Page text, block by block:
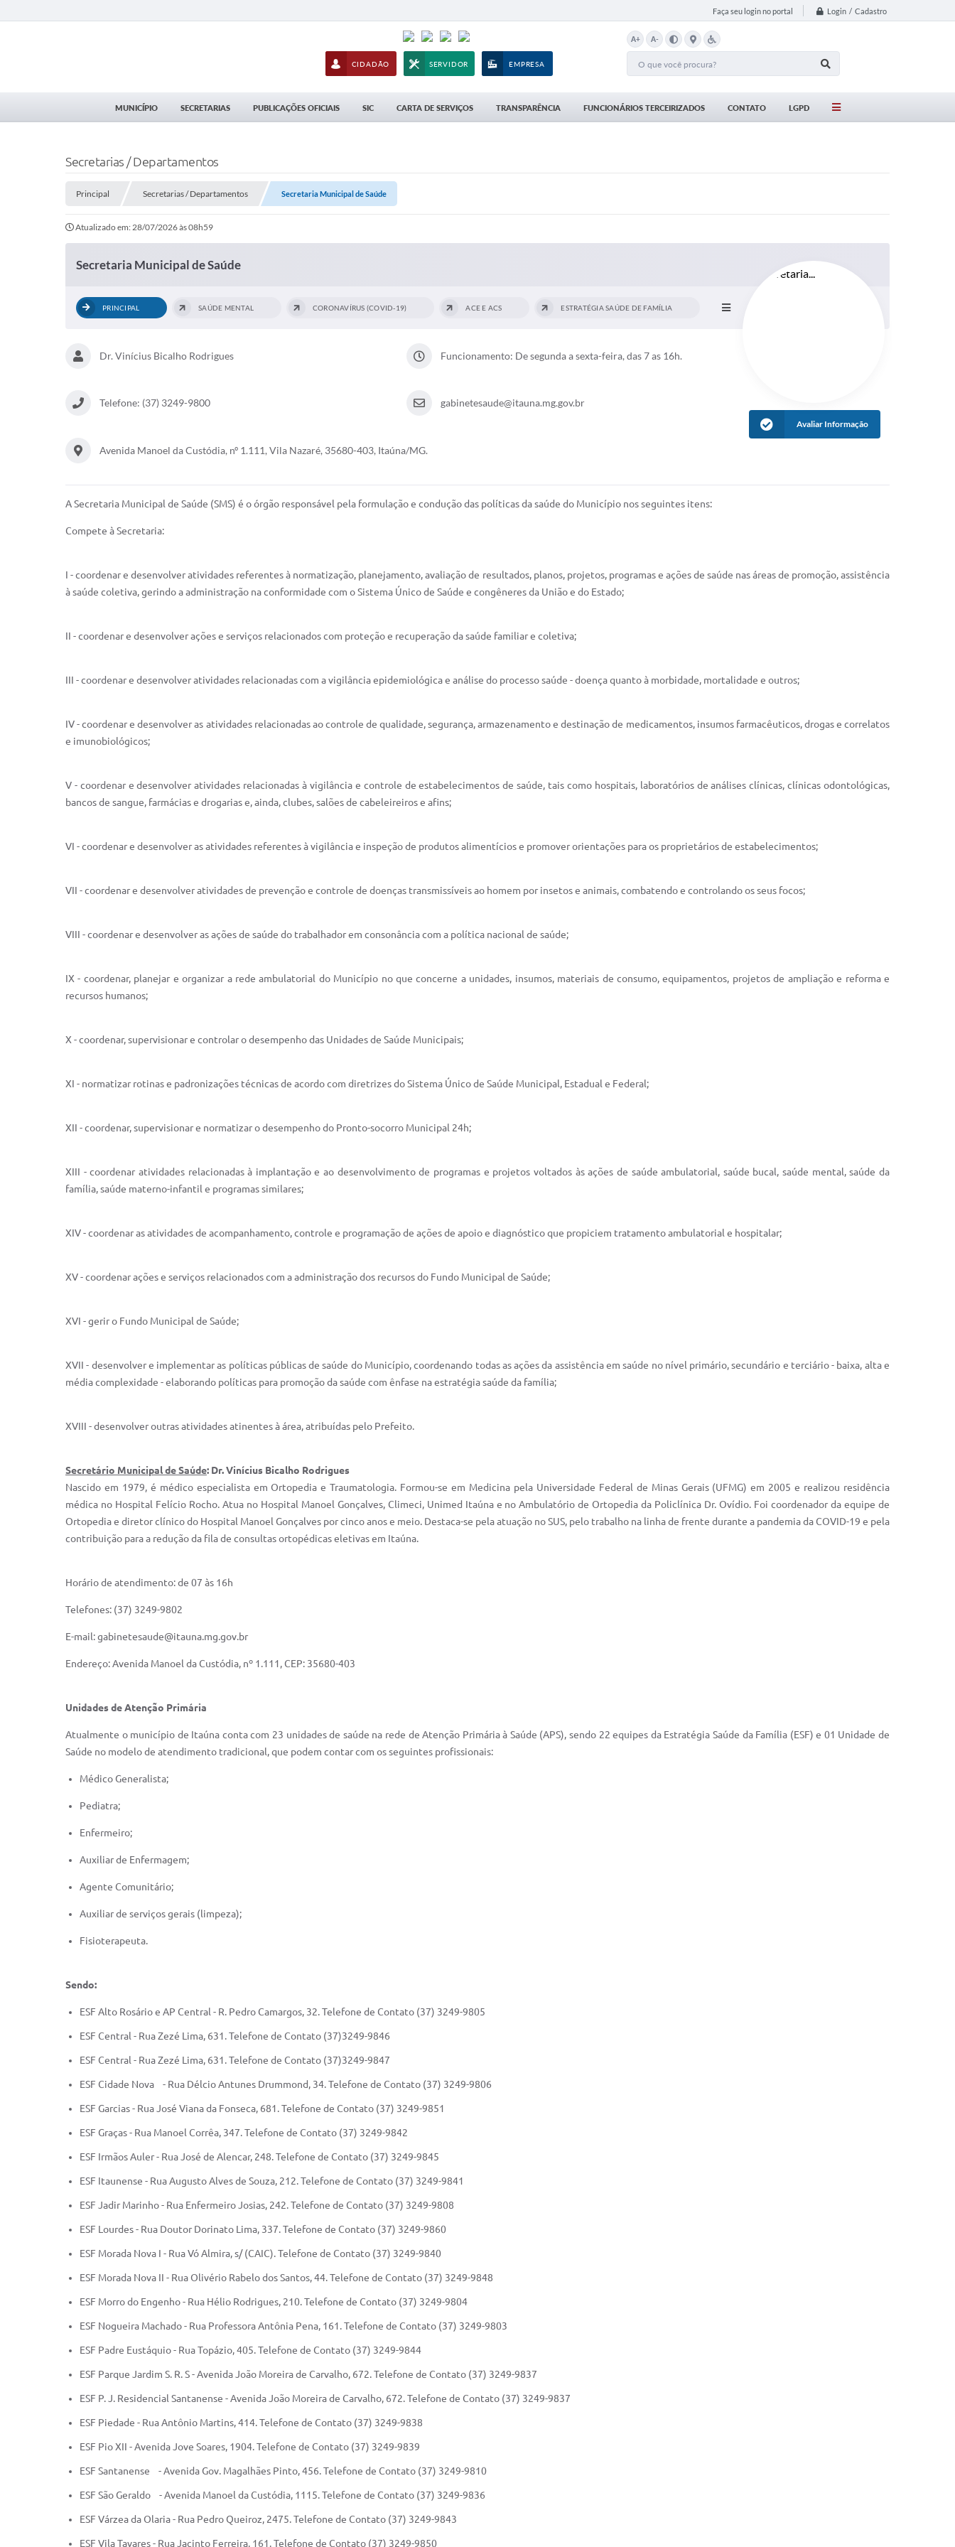
Faça seu login no portal Login / Cadastro
CIDADÃO SERVIDOR EMPRESA
A+ A-
MUNICÍPIO SECRETARIAS PUBLICAÇÕES OFICIAIS SIC CARTA DE SERVIÇOS TRANSPARÊNCIA FUNCIONÁRIOS TERCEIRIZADOS CONTATO LGPD
Secretarias / Departamentos
Principal Secretarias / Departamentos Secretaria Municipal de Saúde
Atualizado em: 28/07/2026 às 08h59
Secretaria Municipal de Saúde
PRINCIPAL SAÚDE MENTAL CORONAVÍRUS (COVID-19) ACE E ACS ESTRATÉGIA SAÚDE DE FAMÍLIA
Dr. Vinícius Bicalho Rodrigues Funcionamento: De segunda a sexta-feira, das 7 as 16h.
Telefone: (37) 3249-9800 gabinetesaude@itauna.mg.gov.br
Avenida Manoel da Custódia, nº 1.111, Vila Nazaré, 35680-403, Itaúna/MG.
Avaliar Informação
A Secretaria Municipal de Saúde (SMS) é o órgão responsável pela formulação e condução das políticas da saúde do Município nos seguintes itens:
Compete à Secretaria:
I - coordenar e desenvolver atividades referentes à normatização, planejamento, avaliação de resultados, planos, projetos, programas e ações de saúde nas áreas de promoção, assistência
à saúde coletiva, gerindo a administração na conformidade com o Sistema Único de Saúde e congêneres da União e do Estado;
II - coordenar e desenvolver ações e serviços relacionados com proteção e recuperação da saúde familiar e coletiva;
III - coordenar e desenvolver atividades relacionadas com a vigilância epidemiológica e análise do processo saúde - doença quanto à morbidade, mortalidade e outros;
IV - coordenar e desenvolver as atividades relacionadas ao controle de qualidade, segurança, armazenamento e destinação de medicamentos, insumos farmacêuticos, drogas e correlatos
e imunobiológicos;
V - coordenar e desenvolver atividades relacionadas à vigilância e controle de estabelecimentos de saúde, tais como hospitais, laboratórios de análises clínicas, clínicas odontológicas,
bancos de sangue, farmácias e drogarias e, ainda, clubes, salões de cabeleireiros e afins;
VI - coordenar e desenvolver as atividades referentes à vigilância e inspeção de produtos alimentícios e promover orientações para os proprietários de estabelecimentos;
VII - coordenar e desenvolver atividades de prevenção e controle de doenças transmissíveis ao homem por insetos e animais, combatendo e controlando os seus focos;
VIII - coordenar e desenvolver as ações de saúde do trabalhador em consonância com a política nacional de saúde;
IX - coordenar, planejar e organizar a rede ambulatorial do Município no que concerne a unidades, insumos, materiais de consumo, equipamentos, projetos de ampliação e reforma e
recursos humanos;
X - coordenar, supervisionar e controlar o desempenho das Unidades de Saúde Municipais;
XI - normatizar rotinas e padronizações técnicas de acordo com diretrizes do Sistema Único de Saúde Municipal, Estadual e Federal;
XII - coordenar, supervisionar e normatizar o desempenho do Pronto-socorro Municipal 24h;
XIII - coordenar atividades relacionadas à implantação e ao desenvolvimento de programas e projetos voltados às ações de saúde ambulatorial, saúde bucal, saúde mental, saúde da
família, saúde materno-infantil e programas similares;
XIV - coordenar as atividades de acompanhamento, controle e programação de ações de apoio e diagnóstico que propiciem tratamento ambulatorial e hospitalar;
XV - coordenar ações e serviços relacionados com a administração dos recursos do Fundo Municipal de Saúde;
XVI - gerir o Fundo Municipal de Saúde;
XVII - desenvolver e implementar as políticas públicas de saúde do Município, coordenando todas as ações da assistência em saúde no nível primário, secundário e terciário - baixa, alta e
média complexidade - elaborando políticas para promoção da saúde com ênfase na estratégia saúde da família;
XVIII - desenvolver outras atividades atinentes à área, atribuídas pelo Prefeito.
Secretário Municipal de Saúde: Dr. Vinícius Bicalho Rodrigues
Nascido em 1979, é médico especialista em Ortopedia e Traumatologia. Formou-se em Medicina pela Universidade Federal de Minas Gerais (UFMG) em 2005 e realizou residência
médica no Hospital Felício Rocho. Atua no Hospital Manoel Gonçalves, Climeci, Unimed Itaúna e no Ambulatório de Ortopedia da Policlínica Dr. Ovídio. Foi coordenador da equipe de
Ortopedia e diretor clínico do Hospital Manoel Gonçalves por cinco anos e meio. Destaca-se pela atuação no SUS, pelo trabalho na linha de frente durante a pandemia da COVID-19 e pela
contribuição para a redução da fila de consultas ortopédicas eletivas em Itaúna.
Horário de atendimento: de 07 às 16h
Telefones: (37) 3249-9802
E-mail: gabinetesaude@itauna.mg.gov.br
Endereço: Avenida Manoel da Custódia, nº 1.111, CEP: 35680-403
Unidades de Atenção Primária
Atualmente o município de Itaúna conta com 23 unidades de saúde na rede de Atenção Primária à Saúde (APS), sendo 22 equipes da Estratégia Saúde da Família (ESF) e 01 Unidade de
Saúde no modelo de atendimento tradicional, que podem contar com os seguintes profissionais:
Médico Generalista;
Pediatra;
Enfermeiro;
Auxiliar de Enfermagem;
Agente Comunitário;
Auxiliar de serviços gerais (limpeza);
Fisioterapeuta.
Sendo:
ESF Alto Rosário e AP Central - R. Pedro Camargos, 32. Telefone de Contato (37) 3249-9805
ESF Central - Rua Zezé Lima, 631. Telefone de Contato (37)3249-9846
ESF Central - Rua Zezé Lima, 631. Telefone de Contato (37)3249-9847
ESF Cidade Nova - Rua Délcio Antunes Drummond, 34. Telefone de Contato (37) 3249-9806
ESF Garcias - Rua José Viana da Fonseca, 681. Telefone de Contato (37) 3249-9851
ESF Graças - Rua Manoel Corrêa, 347. Telefone de Contato (37) 3249-9842
ESF Irmãos Auler - Rua José de Alencar, 248. Telefone de Contato (37) 3249-9845
ESF Itaunense - Rua Augusto Alves de Souza, 212. Telefone de Contato (37) 3249-9841
ESF Jadir Marinho - Rua Enfermeiro Josias, 242. Telefone de Contato (37) 3249-9808
ESF Lourdes - Rua Doutor Dorinato Lima, 337. Telefone de Contato (37) 3249-9860
ESF Morada Nova I - Rua Vó Almira, s/ (CAIC). Telefone de Contato (37) 3249-9840
ESF Morada Nova II - Rua Olivério Rabelo dos Santos, 44. Telefone de Contato (37) 3249-9848
ESF Morro do Engenho - Rua Hélio Rodrigues, 210. Telefone de Contato (37) 3249-9804
ESF Nogueira Machado - Rua Professora Antônia Pena, 161. Telefone de Contato (37) 3249-9803
ESF Padre Eustáquio - Rua Topázio, 405. Telefone de Contato (37) 3249-9844
ESF Parque Jardim S. R. S - Avenida João Moreira de Carvalho, 672. Telefone de Contato (37) 3249-9837
ESF P. J. Residencial Santanense - Avenida João Moreira de Carvalho, 672. Telefone de Contato (37) 3249-9837
ESF Piedade - Rua Antônio Martins, 414. Telefone de Contato (37) 3249-9838
ESF Pio XII - Avenida Jove Soares, 1904. Telefone de Contato (37) 3249-9839
ESF Santanense - Avenida Gov. Magalhães Pinto, 456. Telefone de Contato (37) 3249-9810
ESF São Geraldo - Avenida Manoel da Custódia, 1115. Telefone de Contato (37) 3249-9836
ESF Várzea da Olaria - Rua Pedro Queiroz, 2475. Telefone de Contato (37) 3249-9843
ESF Vila Tavares - Rua Jacinto Ferreira, 161. Telefone de Contato (37) 3249-9850